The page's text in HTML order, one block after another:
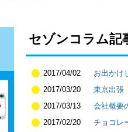
セゾンコラム記
2017/04/02
お出かけ
2017/03/20
東京出張
2017/03/13
会社概要
2017/02/20
チョコレ